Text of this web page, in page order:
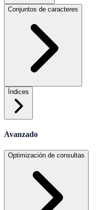
Conjuntos de caracteres
Índices
Avanzado
Optimización de consultas